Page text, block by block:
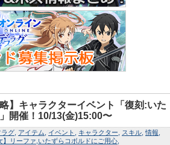
】キャラクターイベント「復刻:いた
開催！10/13(金)15:00〜
ラグ アイテム イベント キャラクター スキル 情報
】リーファ いたずらコボルドにご用心